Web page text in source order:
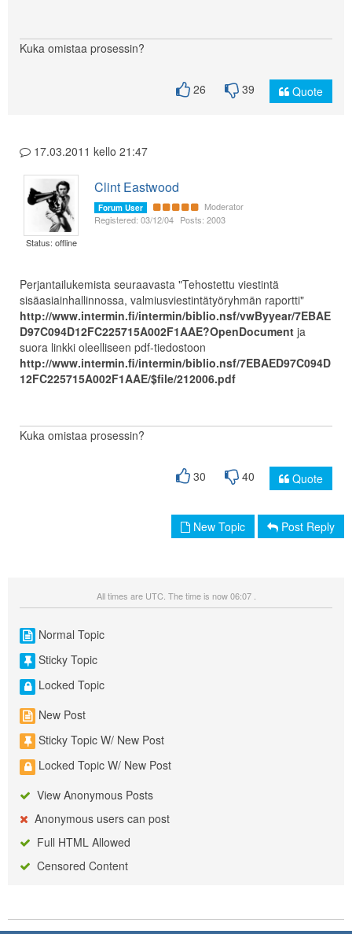
Kuka omistaa prosessin?
26 39 Quote
17.03.2011 kello 21:47
Status: offline
Clint Eastwood
Forum User
Moderator
Registered: 03/12/04 Posts: 2003
Perjantailukemista seuraavasta "Tehostettu viestintä
sisäasiainhallinnossa, valmiusviestintätyöryhmän raportti"
http://www.intermin.fi/intermin/biblio.nsf/vwByyear/7EBAE
D97C094D12FC225715A002F1AAE?OpenDocument ja
suora linkki oleelliseen pdf-tiedostoon
http://www.intermin.fi/intermin/biblio.nsf/7EBAED97C094D
12FC225715A002F1AAE/$file/212006.pdf
Kuka omistaa prosessin?
30 40 Quote
New Topic Post Reply
All times are UTC. The time is now 06:07 .
Normal Topic
Sticky Topic
Locked Topic
New Post
Sticky Topic W/ New Post
Locked Topic W/ New Post
View Anonymous Posts
Anonymous users can post
Full HTML Allowed
Censored Content